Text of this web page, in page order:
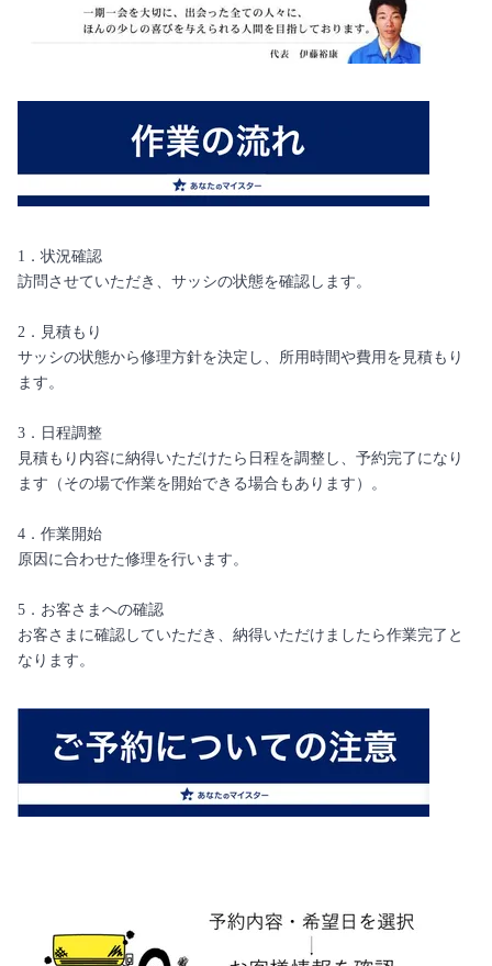
1．状況確認
訪問させていただき、サッシの状態を確認します。
2．見積もり
サッシの状態から修理方針を決定し、所用時間や費用を見積もり
ます。
3．日程調整
見積もり内容に納得いただけたら日程を調整し、予約完了になり
ます（その場で作業を開始できる場合もあります）。
4．作業開始
原因に合わせた修理を行います。
5．お客さまへの確認
お客さまに確認していただき、納得いただけましたら作業完了と
なります。